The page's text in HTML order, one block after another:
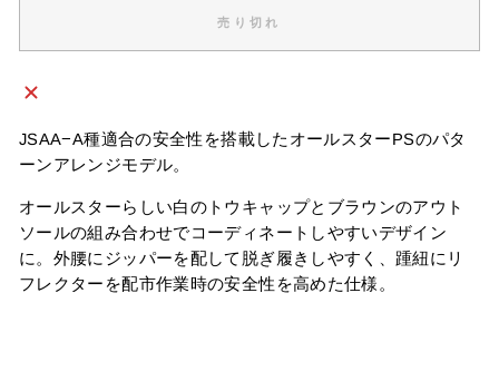
売り切れ
JSAA−A種適合の安全性を搭載したオールスターPSのパタ
ーンアレンジモデル。
オールスターらしい白のトウキャップとブラウンのアウト
ソールの組み合わせでコーディネートしやすいデザイン
に。外腰にジッパーを配して脱ぎ履きしやすく、踵紐にリ
フレクターを配市作業時の安全性を高めた仕様。